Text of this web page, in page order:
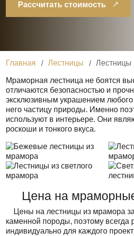
Рассчитать стоимость
Главная Лестницы Лестницы
Мраморная лестница не боятся
отличаются безопасностью и
эксклюзивным украшением
него частицу природы. Именно
используют в интерьере. Они
роскоши и тонкого вкуса.
Цена на
Цены на лестницы из мрамора
каменной породы, поэтому всегда
индивидуально для каждого